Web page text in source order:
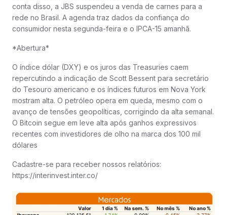
conta disso, a JBS suspendeu a venda de carnes para a
rede no Brasil. A agenda traz dados da confiança do
consumidor nesta segunda-feira e o IPCA-15 amanhã.
*Abertura*
O índice dólar (DXY) e os juros das Treasuries caem
repercutindo a indicação de Scott Bessent para secretário
do Tesouro americano e os índices futuros em Nova York
mostram alta. O petróleo opera em queda, mesmo com o
avanço de tensões geopolíticas, corrigindo da alta semanal.
O Bitcoin segue em leve alta após ganhos expressivos
recentes com investidores de olho na marca dos 100 mil
dólares
Cadastre-se para receber nossos relatórios:
https://interinvest.inter.co/